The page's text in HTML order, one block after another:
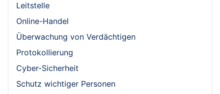
Leitstelle
Online-Handel
Überwachung von Verdächtigen
Protokollierung
Cyber-Sicherheit
Schutz wichtiger Personen